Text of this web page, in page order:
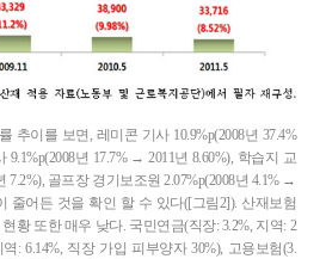
추이를 보면, 레미콘 기사 10.9%p(2008년 37.4%
9.1%p(2008년 17.7% → 2011년 8.60%), 학습지 교
7.2%), 골프장 경기보조원 2.07%p(2008년 4.1% →
줄어든 것을 확인 할 수 있다([그림2]). 산재보험
황 또한 매우 낮다. 국민연금(직장: 3.2%, 지역: 2
: 6.14%, 직장 가입 피부양자 30%), 고용보험(3.